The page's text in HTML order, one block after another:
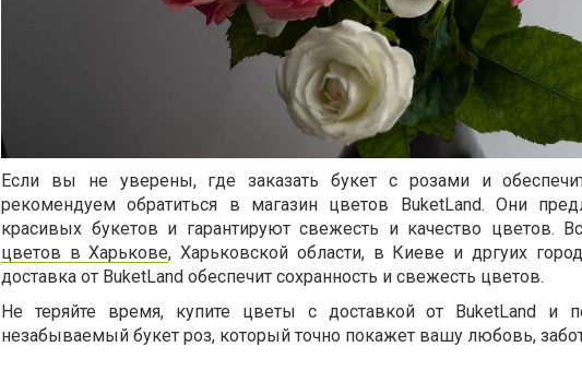
Если вы не уверены, где заказать букет с розами и
рекомендуем обратиться в магазин цветов BuketLand. Они
красивых букетов и гарантируют свежесть и качество цветов.
цветов в Харькове, Харьковской области, в Киеве и дргуих
доставка от BuketLand обеспечит сохранность и свежесть цветов.
Не теряйте время, купите цветы с доставкой от BuketLand и
незабываемый букет роз, который точно покажет вашу любовь,